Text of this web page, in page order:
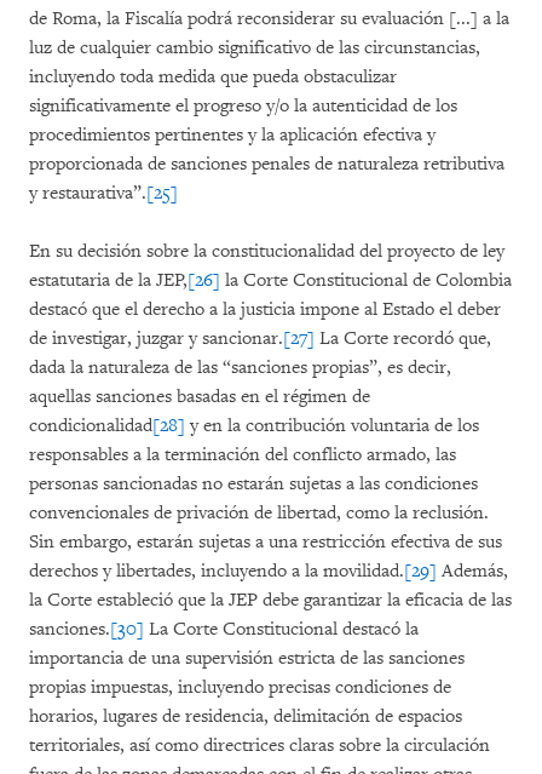
de Roma, la Fiscalía podrá reconsiderar su evaluación [...] a la
luz de cualquier cambio significativo de las circunstancias,
incluyendo toda medida que pueda obstaculizar
significativamente el progreso y/o la autenticidad de los
procedimientos pertinentes y la aplicación efectiva y
proporcionada de sanciones penales de naturaleza retributiva
y restaurativa”.[25]
En su decisión sobre la constitucionalidad del proyecto de ley
estatutaria de la JEP,[26] la Corte Constitucional de Colombia
destacó que el derecho a la justicia impone al Estado el deber
de investigar, juzgar y sancionar.[27] La Corte recordó que,
dada la naturaleza de las “sanciones propias”, es decir,
aquellas sanciones basadas en el régimen de
condicionalidad[28] y en la contribución voluntaria de los
responsables a la terminación del conflicto armado, las
personas sancionadas no estarán sujetas a las condiciones
convencionales de privación de libertad, como la reclusión.
Sin embargo, estarán sujetas a una restricción efectiva de sus
derechos y libertades, incluyendo a la movilidad.[29] Además,
la Corte estableció que la JEP debe garantizar la eficacia de las
sanciones.[30] La Corte Constitucional destacó la
importancia de una supervisión estricta de las sanciones
propias impuestas, incluyendo precisas condiciones de
horarios, lugares de residencia, delimitación de espacios
territoriales, así como directrices claras sobre la circulación